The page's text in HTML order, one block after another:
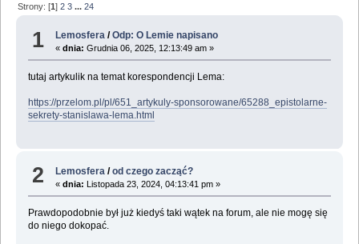
Strony: [1]2 3 ...24
1 Lemosfera /Odp: O Lemie napisano
«dnia: Grudnia 06, 2025, 12:13:49 am »
tutaj artykulik na temat korespondencji Lema:
https://przelom.pl/pl/651_artykuly-sponsorowane/65288_epistolarne-
sekrety-stanislawa-lema.html
2 Lemosfera /od czego zacząć?
«dnia: Listopada 23, 2024, 04:13:41 pm »
Prawdopodobnie był już kiedyś taki wątek na forum, ale nie mogę się
do niego dokopać.